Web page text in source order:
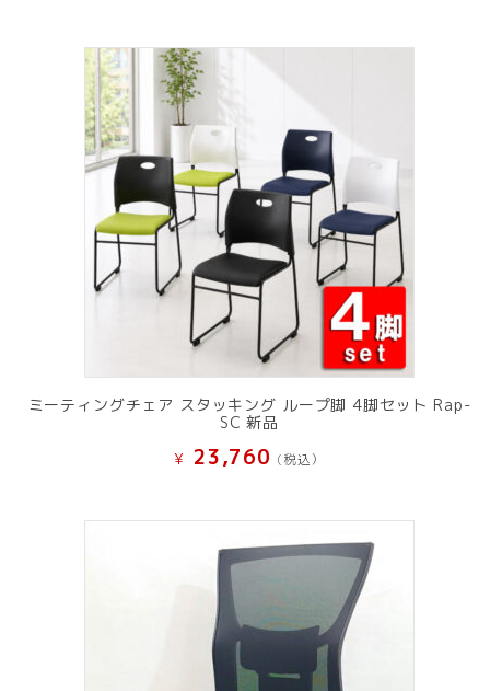
ミーティングチェア スタッキング ループ脚 4脚セット Rap-
SC 新品
¥ 23,760 (税込）